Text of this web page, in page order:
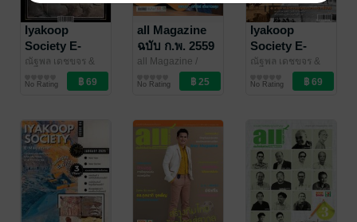
Iyakoop
Society E-
Magazine
Issue 19
ณัฐพล เดชขจร &
Iyakoop_Society
นิตยสารความรู้
No Rating
all Magazine
ฉบับ ก.พ. 2559
(02/59)
all Magazine /
BookSmileShop
นิตยสารความรู้
No Rating
Iyakoop
Society E-
Magazine
Issue 20
ณัฐพล เดชขจร &
Iyakoop_Society
นิตยสารความรู้
No Rating